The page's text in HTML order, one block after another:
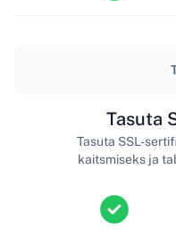
Tasuta
Tasuta SSL-
kaitsmiseks ja